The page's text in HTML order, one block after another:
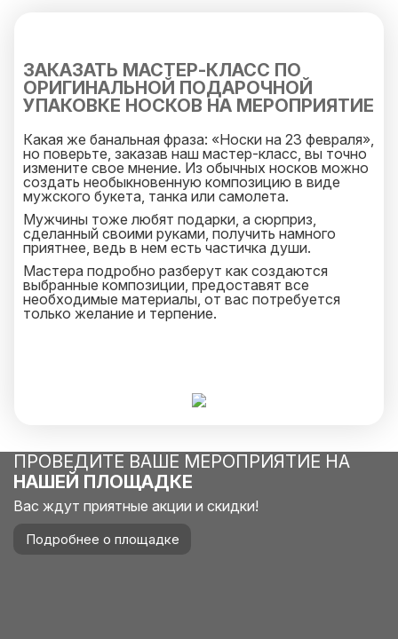
ЗАКАЗАТЬ МАСТЕР-КЛАСС ПО
ОРИГИНАЛЬНОЙ ПОДАРОЧНОЙ
УПАКОВКЕ НОСКОВ НА МЕРОПРИЯТИЕ
Какая же банальная фраза: «Носки на 23 февраля»,
но поверьте, заказав наш мастер-класс, вы точно
измените свое мнение. Из обычных носков можно
создать необыкновенную композицию в виде
мужского букета, танка или самолета.
Мужчины тоже любят подарки, а сюрприз,
сделанный своими руками, получить намного
приятнее, ведь в нем есть частичка души.
Мастера подробно разберут как создаются
выбранные композиции, предоставят все
необходимые материалы, от вас потребуется
только желание и терпение.
ПРОВЕДИТЕ ВАШЕ МЕРОПРИЯТИЕ НА
НАШЕЙ ПЛОЩАДКЕ
Вас ждут приятные акции и скидки!
Подробнее о площадке